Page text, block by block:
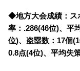
◆地方大会成績：ス
率：.286(46位)、平
位)、盗塁数：17個
0.8点(4位)、平均失